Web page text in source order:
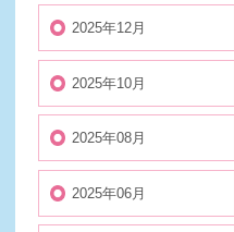
2025年12月
2025年10月
2025年08月
2025年06月